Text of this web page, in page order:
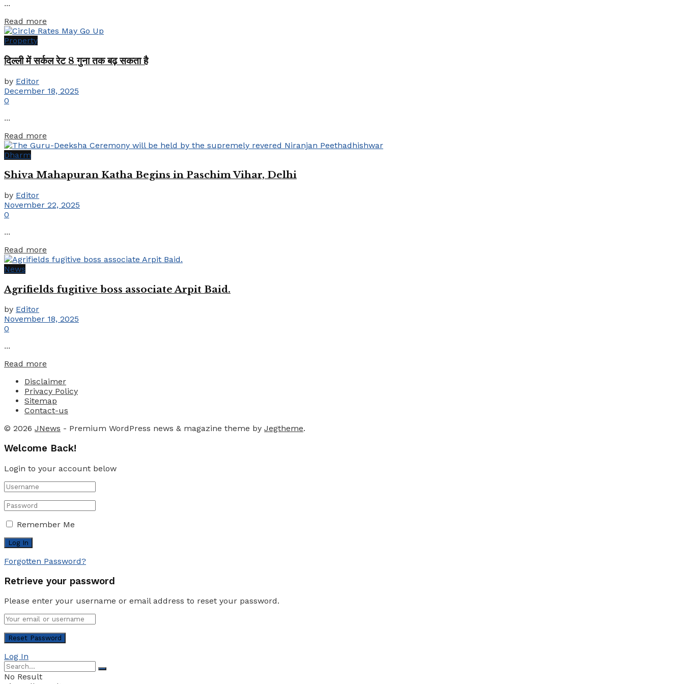
...
Read more
Property
दिल्ली में सर्कल रेट 8 गुना तक बढ़ सकता है
by Editor
December 18, 2025
0
...
Read more
Dharm
Shiva Mahapuran Katha Begins in Paschim Vihar, Delhi
by Editor
November 22, 2025
0
...
Read more
News
Agrifields fugitive boss associate Arpit Baid.
by Editor
November 18, 2025
0
...
Read more
Disclaimer
Privacy Policy
Sitemap
Contact-us
© 2026 JNews - Premium WordPress news & magazine theme by Jegtheme.
Welcome Back!
Login to your account below
Remember Me
Forgotten Password?
Retrieve your password
Please enter your username or email address to reset your password.
Log In
No Result